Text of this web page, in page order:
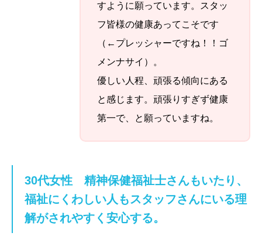
すように願っています。スタッ
フ皆様の健康あってこそです
（←プレッシャーですね！！ゴ
メンナサイ）。
優しい人程、頑張る傾向にある
と感じます。頑張りすぎず健康
第一で、と願っていますね。
30代女性 精神保健福祉士さんもいたり、
福祉にくわしい人もスタッフさんにいる理
解がされやすく安心する。